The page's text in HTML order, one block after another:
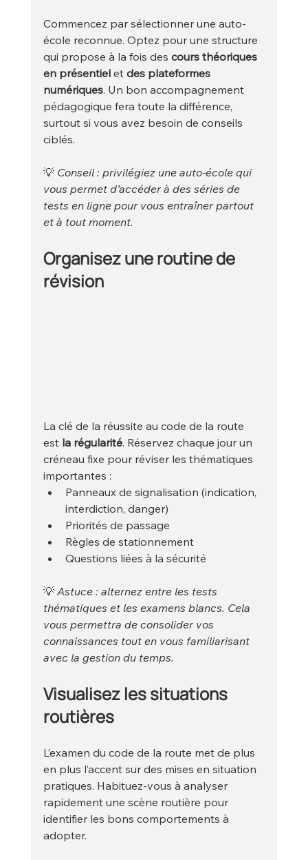
Commencez par sélectionner une auto-
école reconnue. Optez pour une structure
qui propose à la fois des cours théoriques
en présentiel et des plateformes
numériques. Un bon accompagnement
pédagogique fera toute la différence,
surtout si vous avez besoin de conseils
ciblés.
💡 Conseil : privilégiez une auto-école qui
vous permet d’accéder à des séries de
tests en ligne pour vous entraîner partout
et à tout moment.
Organisez une routine de
révision
La clé de la réussite au code de la route
est la régularité. Réservez chaque jour un
créneau fixe pour réviser les thématiques
importantes :
Panneaux de signalisation (indication,
interdiction, danger)
Priorités de passage
Règles de stationnement
Questions liées à la sécurité
💡 Astuce : alternez entre les tests
thématiques et les examens blancs. Cela
vous permettra de consolider vos
connaissances tout en vous familiarisant
avec la gestion du temps.
Visualisez les situations
routières
L’examen du code de la route met de plus
en plus l’accent sur des mises en situation
pratiques. Habituez-vous à analyser
rapidement une scène routière pour
identifier les bons comportements à
adopter.